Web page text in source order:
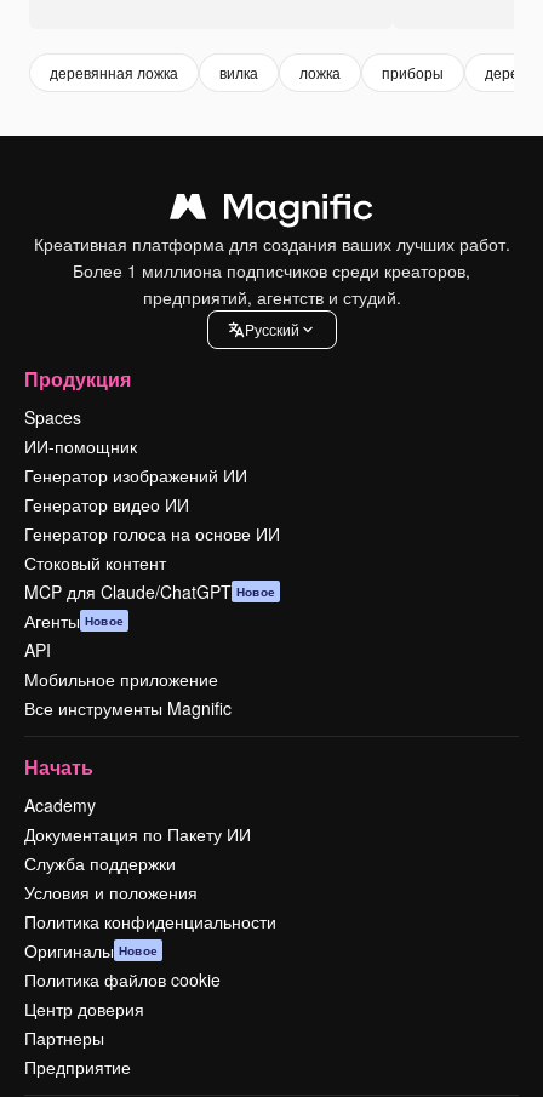
деревянная ложка вилка ложка приборы
Креативная платформа для создания ваших лучших работ.
Более 1 миллиона подписчиков среди креаторов,
предприятий, агентств и студий.
Pусский
Продукция
Spaces
ИИ-помощник
Генератор изображений ИИ
Генератор видео ИИ
Генератор голоса на основе ИИ
Стоковый контент
MCP для Claude/ChatGPT Новое
Агенты Новое
API
Мобильное приложение
Все инструменты Magnific
Начать
Academy
Документация по Пакету ИИ
Служба поддержки
Условия и положения
Политика конфиденциальности
Оригиналы Новое
Политика файлов cookie
Центр доверия
Партнеры
Предприятие